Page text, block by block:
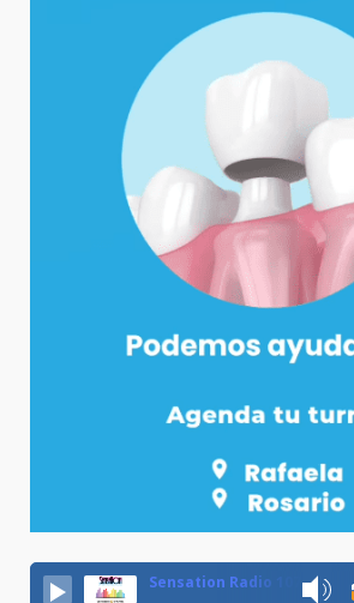
Sensation Radio 107.5 Neuquen